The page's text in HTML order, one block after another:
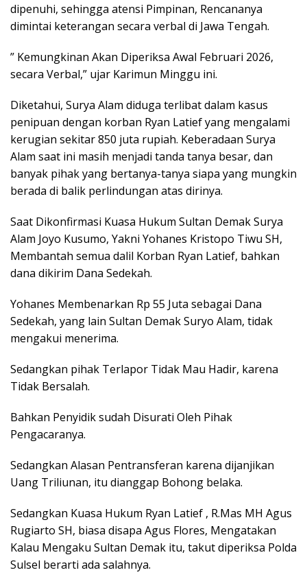
dipenuhi, sehingga atensi Pimpinan, Rencananya
dimintai keterangan secara verbal di Jawa Tengah.
” Kemungkinan Akan Diperiksa Awal Februari 2026,
secara Verbal,” ujar Karimun Minggu ini.
Diketahui, Surya Alam diduga terlibat dalam kasus
penipuan dengan korban Ryan Latief yang mengalami
kerugian sekitar 850 juta rupiah. Keberadaan Surya
Alam saat ini masih menjadi tanda tanya besar, dan
banyak pihak yang bertanya-tanya siapa yang mungkin
berada di balik perlindungan atas dirinya.
Saat Dikonfirmasi Kuasa Hukum Sultan Demak Surya
Alam Joyo Kusumo, Yakni Yohanes Kristopo Tiwu SH,
Membantah semua dalil Korban Ryan Latief, bahkan
dana dikirim Dana Sedekah.
Yohanes Membenarkan Rp 55 Juta sebagai Dana
Sedekah, yang lain Sultan Demak Suryo Alam, tidak
mengakui menerima.
Sedangkan pihak Terlapor Tidak Mau Hadir, karena
Tidak Bersalah.
Bahkan Penyidik sudah Disurati Oleh Pihak
Pengacaranya.
Sedangkan Alasan Pentransferan karena dijanjikan
Uang Triliunan, itu dianggap Bohong belaka.
Sedangkan Kuasa Hukum Ryan Latief , R.Mas MH Agus
Rugiarto SH, biasa disapa Agus Flores, Mengatakan
Kalau Mengaku Sultan Demak itu, takut diperiksa Polda
Sulsel berarti ada salahnya.